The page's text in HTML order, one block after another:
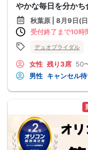
やかな毎日を分かち
秋葉原 | 8月9日(
受付終了まで10時
デュオブライダル
女性 残り3席 50
男性 キャンセル待